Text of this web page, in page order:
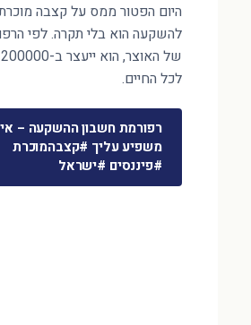
היום הפטור ממס על קצבה
להשקעה הוא בלי תקרה. לפי
לכל החיים.
רפורמת חשבון ההשקעה –
משפיע עליך #קצבהמוכרת
#פיננסים #ישראל